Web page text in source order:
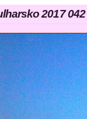
2017 042